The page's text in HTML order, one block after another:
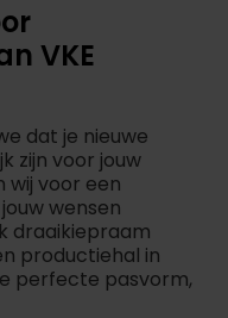
VKE
dat je nieuwe
zijn voor jouw
voor een
wensen
draaikiepraam
productiehal in
perfecte pasvorm,